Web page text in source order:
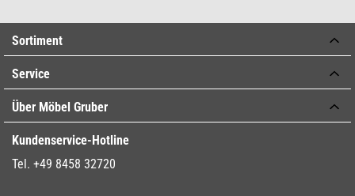
Sortiment
Service
Über Möbel Gruber
Kundenservice-Hotline
Tel. +49 8458 32720